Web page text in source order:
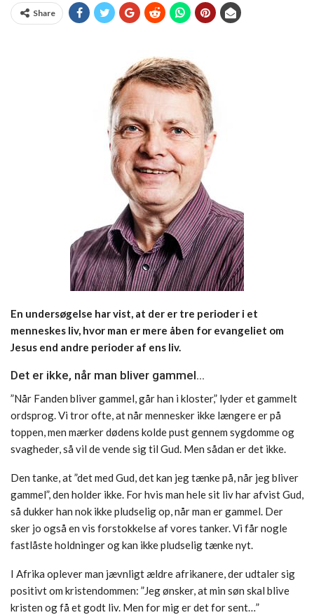
Share
En undersøgelse har vist, at der er tre perioder i et
menneskes liv, hvor man er mere åben for evangeliet om
Jesus end andre perioder af ens liv.
Det er ikke, når man bliver gammel…
”Når Fanden bliver gammel, går han i kloster,” lyder et gammelt
ordsprog. Vi tror ofte, at når mennesker ikke længere er på
toppen, men mærker dødens kolde pust gennem sygdomme og
svagheder, så vil de vende sig til Gud. Men sådan er det ikke.
Den tanke, at ”det med Gud, det kan jeg tænke på, når jeg bliver
gammel”, den holder ikke. For hvis man hele sit liv har afvist Gud,
så dukker han nok ikke pludselig op, når man er gammel. Der
sker jo også en vis forstokkelse af vores tanker. Vi får nogle
fastlåste holdninger og kan ikke pludselig tænke nyt.
I Afrika oplever man jævnligt ældre afrikanere, der udtaler sig
positivt om kristendommen: ”Jeg ønsker, at min søn skal blive
kristen og få et godt liv. Men for mig er det for sent…”